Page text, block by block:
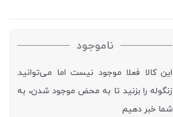
ناموجود
این کالا فعلا موجود نیست اما می‌توانید
زنگوله را بزنید تا به محض موجود شدن، به
شما خبر دهیم